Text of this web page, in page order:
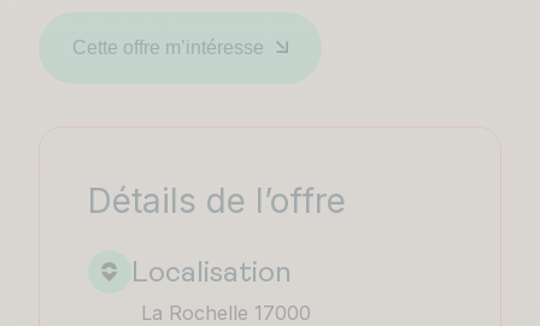
Cette offre m’intéresse
Détails de l’offre
Localisation
La Rochelle 17000